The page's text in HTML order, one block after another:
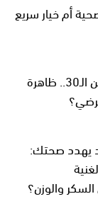
أم خيار سريع
إحمرار الوجه بعد سن الـ30.. ظاهرة
يهدد صحتك:
والوزن؟